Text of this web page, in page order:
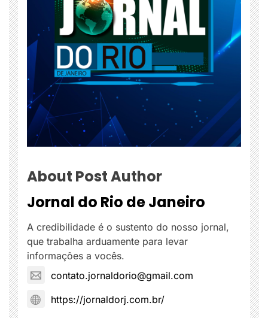
About Post Author
Jornal do Rio de Janeiro
A credibilidade é o sustento do nosso jornal,
que trabalha arduamente para levar
informações a vocês.
contato.jornaldorio@gmail.com
https://jornaldorj.com.br/